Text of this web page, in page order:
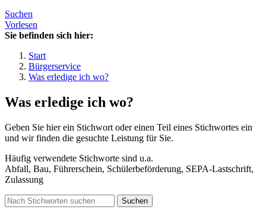
Suchen
Vorlesen
Sie befinden sich hier:
Start
Bürgerservice
Was erledige ich wo?
Was erledige ich wo?
Geben Sie hier ein Stichwort oder einen Teil eines Stichwortes ein
und wir finden die gesuchte Leistung für Sie.
Häufig verwendete Stichworte sind u.a.
Abfall, Bau, Führerschein, Schülerbeförderung, SEPA-Lastschrift,
Zulassung
Suchen